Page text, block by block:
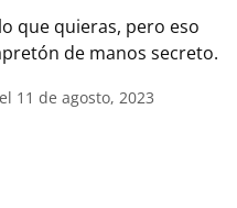
que quieras, pero eso
de manos secreto.
11 de agosto, 2023